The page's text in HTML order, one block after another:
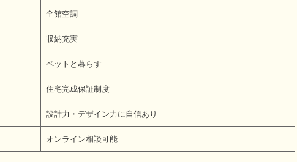
全館空調
収納充実
ペットと暮らす
住宅完成保証制度
設計力・デザイン力に自信あり
オンライン相談可能